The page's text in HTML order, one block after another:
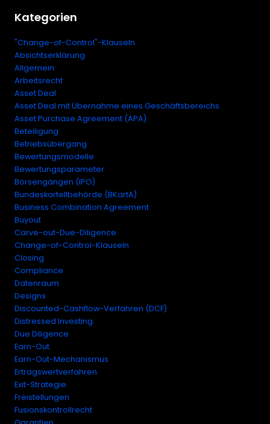
Kategorien
"Change-of-Control"-Klauseln
Absichtserklärung
Allgemein
Arbeitsrecht
Asset Deal
Asset Deal mit Übernahme eines Geschäftsbereichs
Asset Purchase Agreement (APA)
Beteiligung
Betriebsübergang
Bewertungsmodelle
Bewertungsparameter
Börsengängen (IPO)
Bundeskartellbehörde (BKartA)
Business Combination Agreement
Buyout
Carve-out-Due-Diligence
Change-of-Control-Klauseln
Closing
Compliance
Datenraum
Designs
Discounted-Cashflow-Verfahren (DCF)
Distressed Investing
Due Diligence
Earn-Out
Earn-Out-Mechanismus
Ertragswertverfahren
Exit-Strategie
Freistellungen
Fusionskontrollrecht